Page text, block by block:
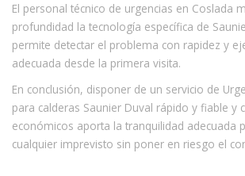
El personal técnico de urgencias en Coslada
profundidad la tecnología específica de
permite detectar el problema con rapidez y
adecuada desde la primera visita.
En conclusión, disponer de un servicio de
para calderas Saunier Duval rápido y fiable y
económicos aporta la tranquilidad adecuada
cualquier imprevisto sin poner en riesgo el